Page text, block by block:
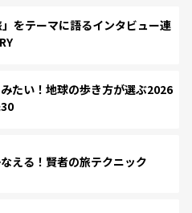
をテーマに語るインタビュー連
たい！地球の歩き方が選ぶ2026
える！賢者の旅テクニック